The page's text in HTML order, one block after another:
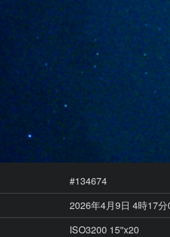
#134674
2026年4月9日 4時17
ISO3200 15''x20